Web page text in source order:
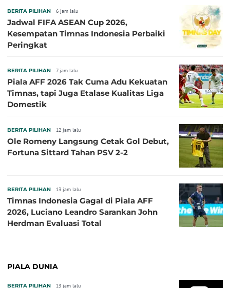
BERITA PILIHAN 6 jam lalu
Jadwal FIFA ASEAN Cup 2026,
Kesempatan Timnas Indonesia Perbaiki
Peringkat
BERITA PILIHAN 7 jam lalu
Piala AFF 2026 Tak Cuma Adu Kekuatan
Timnas, tapi Juga Etalase Kualitas Liga
Domestik
BERITA PILIHAN 12 jam lalu
Ole Romeny Langsung Cetak Gol Debut,
Fortuna Sittard Tahan PSV 2-2
BERITA PILIHAN 13 jam lalu
Timnas Indonesia Gagal di Piala AFF
2026, Luciano Leandro Sarankan John
Herdman Evaluasi Total
PIALA DUNIA
BERITA PILIHAN 13 jam lalu